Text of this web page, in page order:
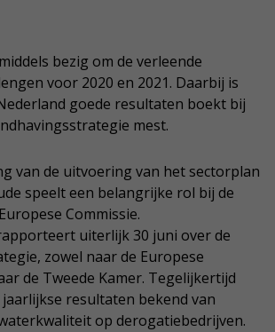
bezig om de verleende
voor 2020 en 2021. Daarbij is
goede resultaten boekt bij
mest.
van de uitvoering van het sectorplan
speelt een belangrijke rol bij de
Commissie.
uiterlijk 30 juni over de
zowel naar de Europese
de Tweede Kamer. Tegelijkertijd
jaarlijkse resultaten bekend van
op derogatiebedrijven.